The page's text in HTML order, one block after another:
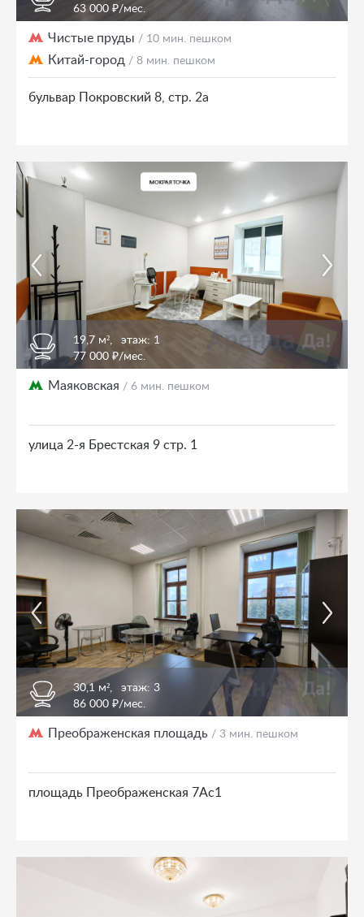
63 000 ₽/мес.
Чистые пруды / 10 мин. пешком
Китай-город / 8 мин. пешком
бульвар Покровский 8, стр. 2а
19,7 м²,
этаж: 1
77 000 ₽/мес.
Маяковская / 6 мин. пешком
улица 2-я Брестская 9 стр. 1
30,1 м²,
этаж: 3
86 000 ₽/мес.
Преображенская площадь / 3 мин. пешком
площадь Преображенская 7Ас1